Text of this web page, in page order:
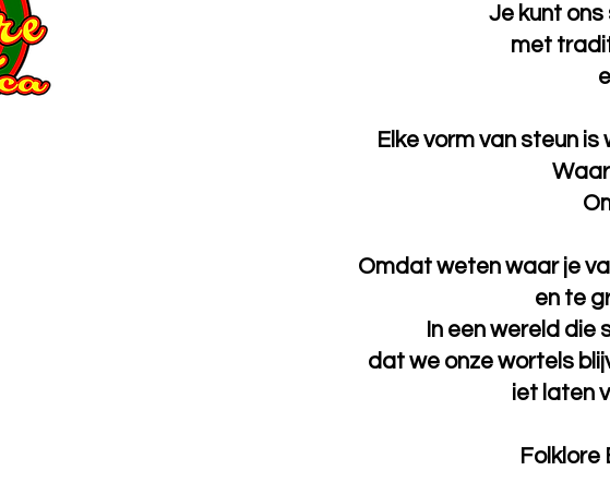
Je kunt
met
Elke vorm van steun
Omdat weten waar je
en te
In een wereld die
dat we onze wortels
iet laten
Folklore